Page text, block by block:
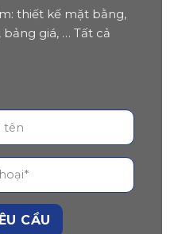
thiết kế mặt bằng,
giá, … Tất cả
CẦU